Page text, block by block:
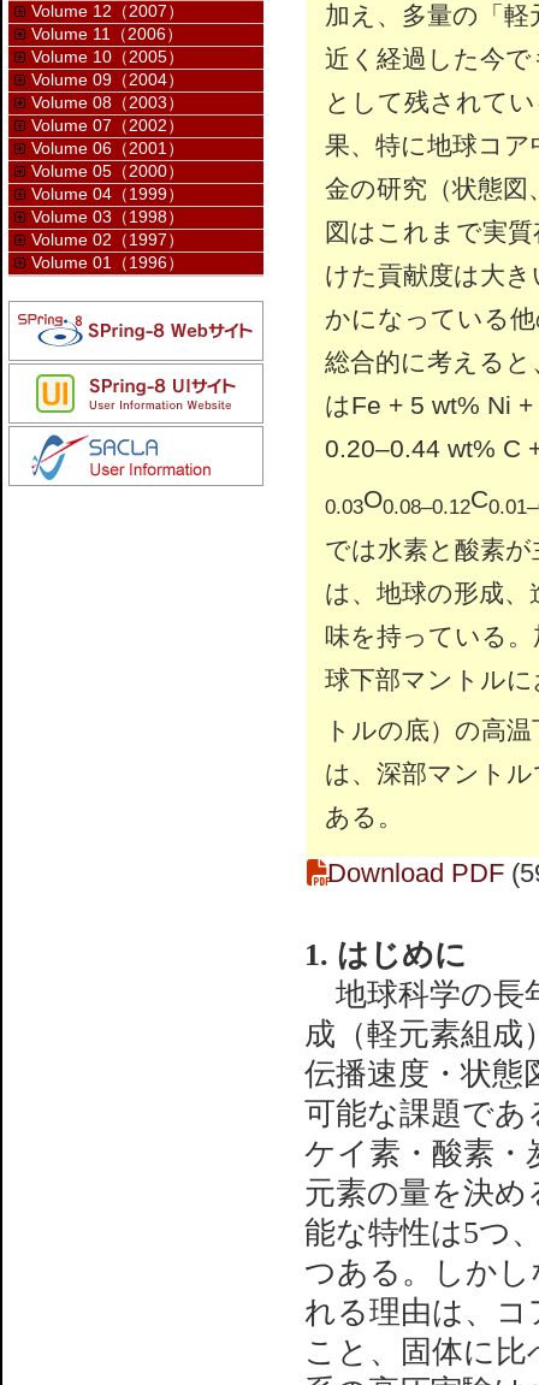
加え、多量の「
近く経過した今
として残されて
果、特に地球コ
金の研究（状態図
図はこれまで実
けた貢献度は大
かになっている
総合的に考える
はFe + 5 wt% Ni
0.20–0.44 wt% C
0.03O0.08–0.12C
では水素と酸素
は、地球の形成
味を持っている
球下部マントル
トルの底）の高
は、深部マント
ある。
Download PDF
1. はじめに
地球科学の長
成（軽元素組成
伝播速度・状態
可能な課題であ
ケイ素・酸素・
元素の量を決め
能な特性は5つ
つある。しか
れる理由は、
こと、固体に
Volume 12（2007）
Volume 11（2006）
Volume 10（2005）
Volume 09（2004）
Volume 08（2003）
Volume 07（2002）
Volume 06（2001）
Volume 05（2000）
Volume 04（1999）
Volume 03（1998）
Volume 02（1997）
Volume 01（1996）